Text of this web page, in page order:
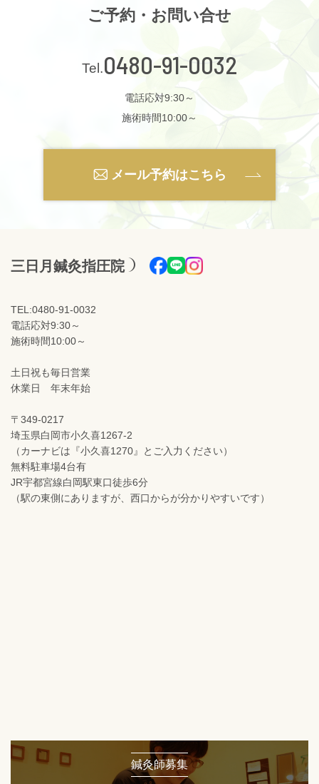
ご予約・お問い合せ
0480-91-0032
電話応対9:30～
施術時間10:00～
メール予約はこちら
三日月鍼灸指圧院
TEL:0480-91-0032
電話応対9:30～
施術時間10:00～
土日祝も毎日営業
休業日 年末年始
〒349-0217
埼玉県白岡市小久喜1267-2
（カーナビは『小久喜1270』とご入力ください）
無料駐車場4台有
JR宇都宮線白岡駅東口徒歩6分
（駅の東側にありますが、西口からが分かりやすいです）
鍼灸師募集